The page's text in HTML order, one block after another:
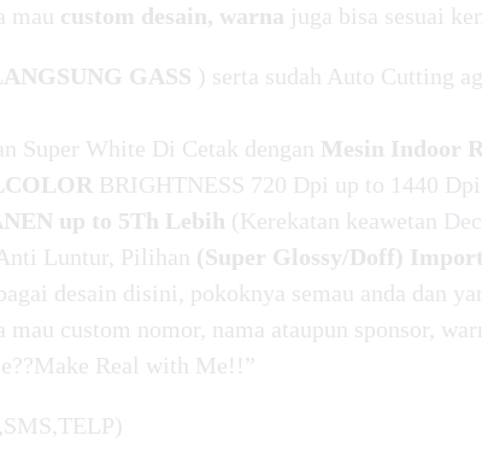
mau custom desain, warna juga bisa sesuai
GASS ) serta sudah Auto Cutting
Super White Di Cetak dengan Mesin Indoor
BRIGHTNESS 720 Dpi up to 1440 Dpi
up to 5Th Lebih (Kerekatan keawetan
Luntur, Pilihan (Super Glossy/Doff) Import
desain disini, pokoknya semau anda dan
custom nomor, nama ataupun sponsor,
Real with Me!!”